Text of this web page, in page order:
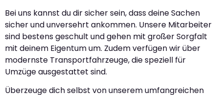
Bei uns kannst du dir sicher sein, dass deine Sachen
sicher und unversehrt ankommen. Unsere Mitarbeiter
sind bestens geschult und gehen mit großer Sorgfalt
mit deinem Eigentum um. Zudem verfügen wir über
modernste Transportfahrzeuge, die speziell für
Umzüge ausgestattet sind.
Überzeuge dich selbst von unserem umfangreichen